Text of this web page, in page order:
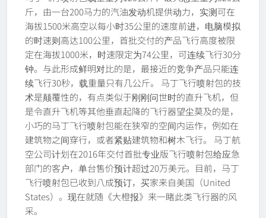
斤，由一台200马力的汽油发动机提供动力，实测可在
海拔1500米高空以每小时35公里的速度前进，电脑模拟
的时速则高达100公里，首批交付的产品飞行高度被限
定在海拔1000米，时速限定为74公里，可连续飞行30分
钟。与此形成鲜明对比的是，最接近的竞争产品只能连
续飞行30秒，载重量只有几公斤。 马丁飞行喷射包的技
术是颠覆性的，有点类似于刚刚问世时的直升飞机，但
是令直升飞机等其他垂直起降的飞行器望尘莫及的是，
小巧的马丁飞行喷射包能在狭窄的空间内运作，例如在
建筑物之间穿行，或者紧贴建筑物和树木飞行。 马丁航
空公司计划在2016年交付首批专业版飞行喷射包给应急
部门的客户，单台售价预计超过20万美元。目前，马丁
飞行喷射包已收到八成预订，买家来自美国（United
States）。现在就随《大橙报》来一睹此类飞行器的风
采。